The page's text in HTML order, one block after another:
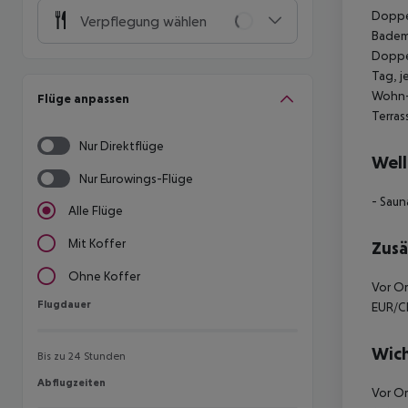
Verpflegung wählen
Flüge anpassen
Nur Direktflüge
Nur Eurowings-Flüge
Alle Flüge
Mit Koffer
Ohne Koffer
Flugdauer
Flugdauer
Bis zu 24 Stunden
Abflugzeiten
Abflugzeiten
Tag,
-
Vor
EUR/
Vor